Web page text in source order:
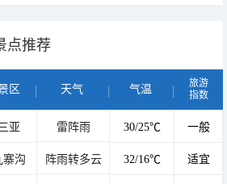
点推荐
区 天气 气温
旅游
指数
亚 雷阵雨 30/25℃ 一般
寨沟 阵雨转多云 32/16℃ 适宜